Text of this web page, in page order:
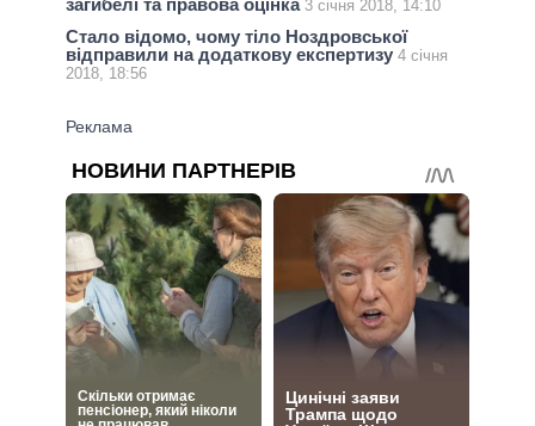
загибелі та правова оцінка 3 січня 2018, 14:10
Стало відомо, чому тіло Ноздровської
відправили на додаткову експертизу 4 січня
2018, 18:56